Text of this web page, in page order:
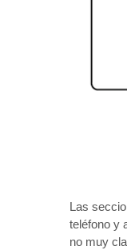
Las
teléfono y
no muy